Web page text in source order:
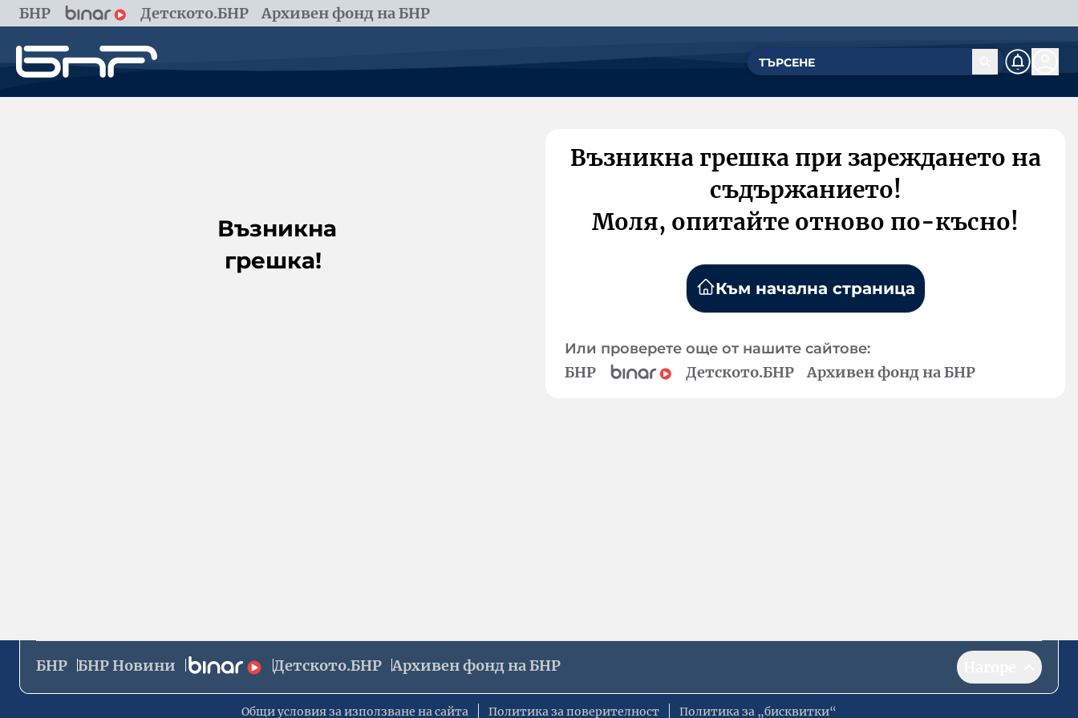
БНР Детското.БНР Архивен фонд на БНР
Възникна
грешка!
Възникна грешка при зареждането на
съдържанието!
Моля, опитайте отново по-късно!
Към начална страница
Или проверете още от нашите сайтове:
БНР Детското.БНР Архивен фонд на БНР
БНР БНР Новини Детското.БНР Архивен фонд на БНР
Общи условия за използване на сайта Политика за поверителност Политика за „бисквитки“